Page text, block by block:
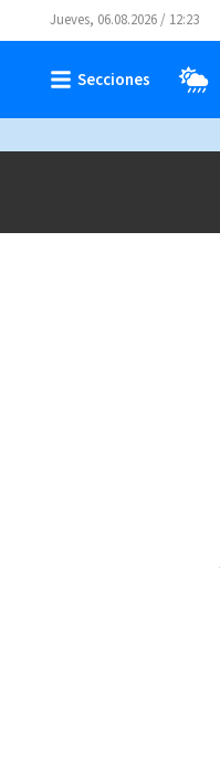
Jueves, 06.08.2026 / 12:23